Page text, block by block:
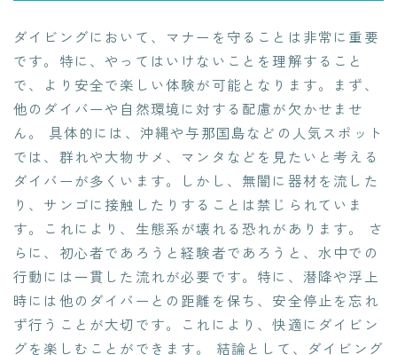
ダイビングにおいて、マナーを守ることは非常に重要
です。特に、やってはいけないことを理解すること
で、より安全で楽しい体験が可能となります。まず、
他のダイバーや自然環境に対する配慮が欠かせませ
ん。 具体的には、沖縄や与那国島などの人気スポット
では、群れや大物サメ、マンタなどを見たいと考える
ダイバーが多くいます。しかし、無闇に器材を流した
り、サンゴに接触したりすることは禁じられていま
す。これにより、生態系が壊れる恐れがあります。 さ
らに、初心者であろうと経験者であろうと、水中での
行動には一貫した流れが必要です。特に、潜降や浮上
時には他のダイバーとの距離を保ち、安全停止を忘れ
ず行うことが大切です。これにより、快適にダイビン
グを楽しむことができます。 結論として、ダイビング